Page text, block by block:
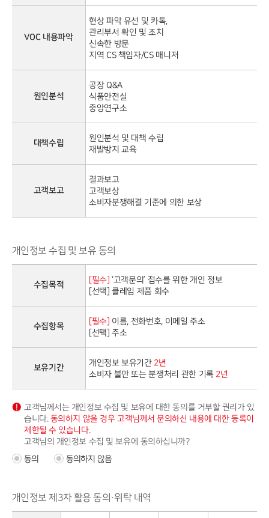
VOC 내용파악
현상 파악 유선 및 카톡,
관리부서 확인 및 조치
신속한 방문
지역 CS 책임자/CS 매니저
원인분석
공장 Q&A
식품안전실
중앙연구소
대책수립
원인분석 및 대책 수립
재발방지 교육
고객보고
결과보고
고객보상
소비자분쟁해결 기준에 의한 보상
개인정보 수집 및 보유 동의
수집목적
[필수] ‘고객문의’ 접수를 위한 개인 정보
[선택] 클레임 제품 회수
수집항목
[필수] 이름, 전화번호, 이메일 주소
[선택] 주소
보유기간
개인정보 보유기간 2년
소비자 불만 또는 분쟁처리 관한 기록 2년
고객님께서는 개인정보 수집 및 보유에 대한 동의를 거부할 권리가 있
습니다. 동의하지 않을 경우 고객님께서 문의하신 내용에 대한 등록이
제한될 수 있습니다.
고객님의 개인정보 수집 및 보유에 동의하십니까?
동의
동의하지 않음
개인정보 제3자 활용 동의·위탁 내역